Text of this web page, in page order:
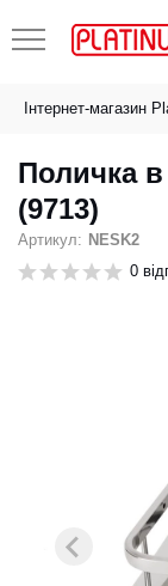
Інтернет-магазин
Поличка
(9713)
Артикул: NESK2
0